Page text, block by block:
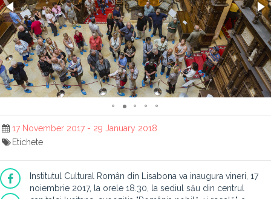
17 November 2017 - 29 January 2018
Etichete
Institutul Cultural Român din Lisabona va inaugura vineri, 17
noiembrie 2017, la orele 18.30, la sediul său din centrul